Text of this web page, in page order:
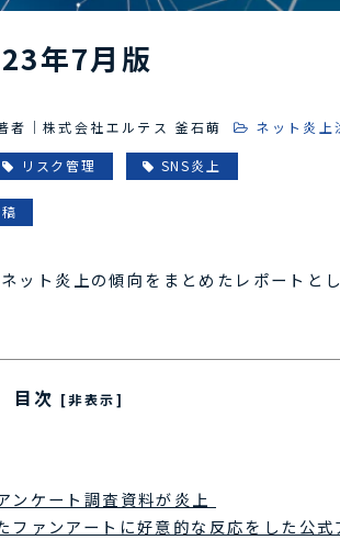
年7月版
者｜株式会社エルテス 釜石萌 ネット炎上
リスク管理 SNS炎上
ット炎上の傾向をまとめたレポートと
目次 [非表示]
ンケート調査資料が炎上
ファンアートに好意的な反応をした公式